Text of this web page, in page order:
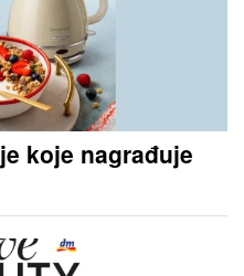
koje nagrađuje